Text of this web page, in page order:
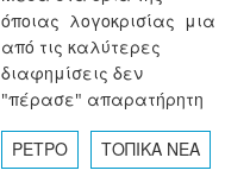
όποιας λογοκρισίας μια
από τις καλύτερες
διαφημίσεις δεν
"πέρασε" απαρατήρητη
ΡΕΤΡΟ ΤΟΠΙΚΑ ΝΕΑ